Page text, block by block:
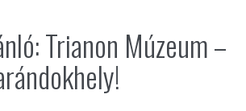
Trianon Múzeum –